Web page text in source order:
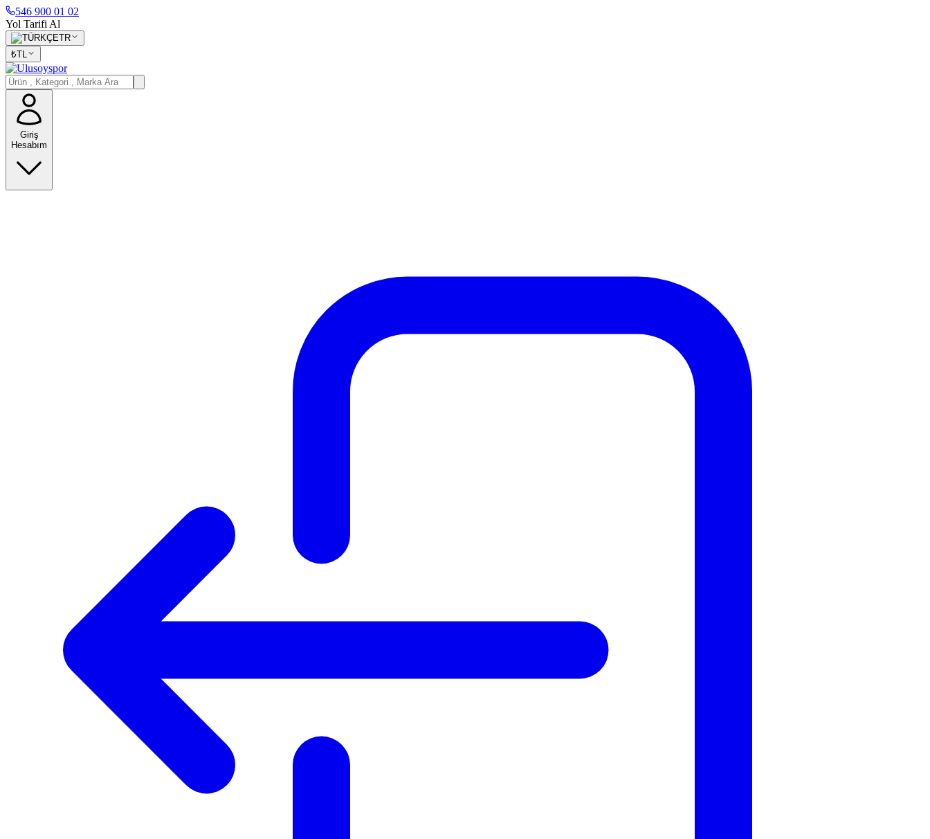
546 900 01 02
Yol Tarifi Al
TR
₺TL
Giriş
Hesabım